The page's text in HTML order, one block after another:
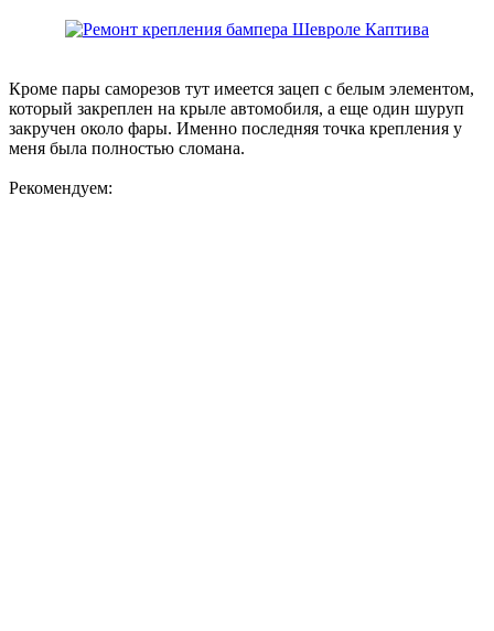
Кроме пары саморезов тут имеется зацеп с белым элементом,
который закреплен на крыле автомобиля, а еще один шуруп
закручен около фары. Именно последняя точка крепления у
меня была полностью сломана.
Рекомендуем: